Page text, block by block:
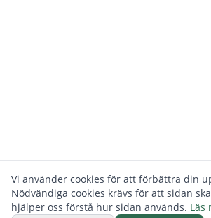
Vi använder cookies för att förbättra din
Nödvändiga cookies krävs för att sidan
hjälper oss förstå hur sidan används. Läs